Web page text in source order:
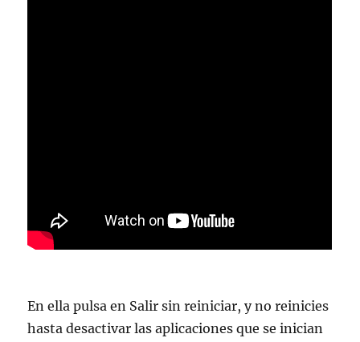
En ella pulsa en Salir sin reiniciar, y no reinicies
hasta desactivar las aplicaciones que se inician